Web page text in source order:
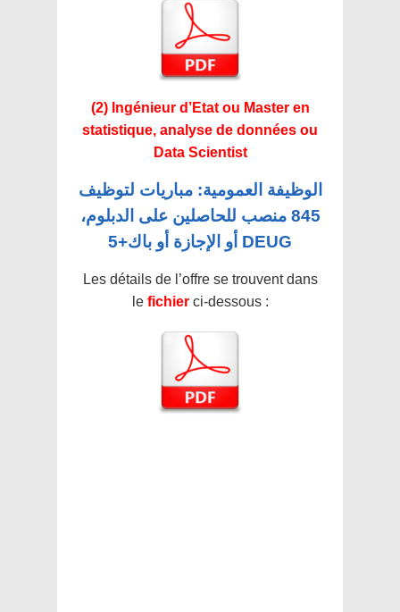
(2) Ingénieur d’Etat ou Master en
statistique, analyse de données ou
Data Scientist
الوظيفة العمومية: مباريات لتوظيف
845 منصب للحاصلين على الدبلوم،
DEUG أو الإجازة أو باك+5
Les détails de l’offre se trouvent dans
le fichier ci-dessous :